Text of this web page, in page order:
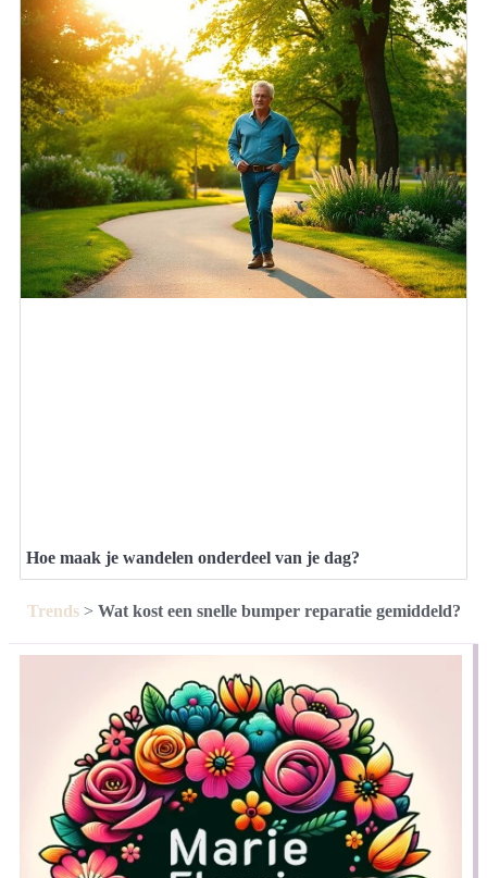
Hoe maak je wandelen onderdeel van je dag?
Trends> Wat kost een snelle bumper reparatie gemiddeld?